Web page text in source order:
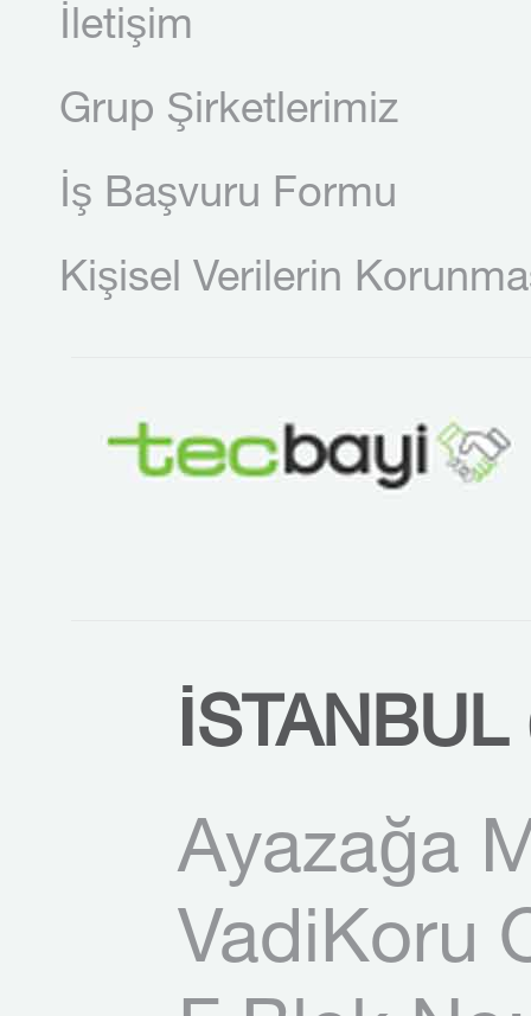
İletişim
Grup Şirketlerimiz
İş Başvuru Formu
Kişisel Verilerin
İSTANBUL
Ayazağa
VadiKoru